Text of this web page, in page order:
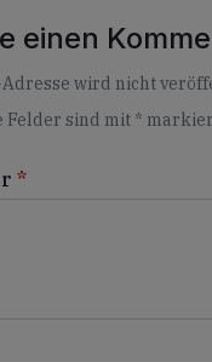
einen
wird nicht
sind mit *
*